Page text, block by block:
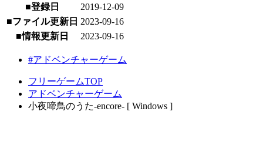
■登録日
2019-12-09
■ファイル更新日 2023-09-16
■情報更新日
2023-09-16
#アドベンチャーゲーム
フリーゲームTOP
アドベンチャーゲーム
小夜啼鳥のうた-encore- [ Windows ]